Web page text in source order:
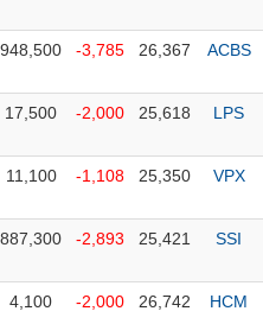
948,500 -3,785 26,367 ACBS
17,500 -2,000 25,618 LPS
11,100 -1,108 25,350 VPX
887,300 -2,893 25,421 SSI
4,100 -2,000 26,742 HCM